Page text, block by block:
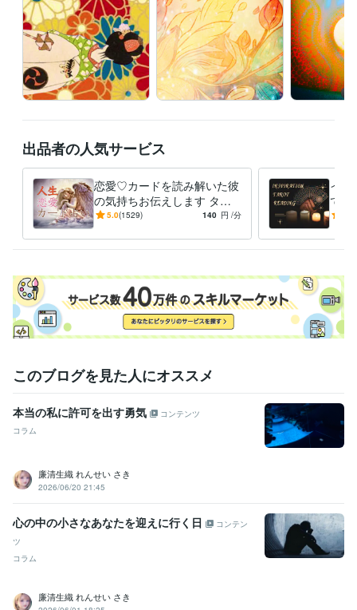
出品者の人気サービス
恋愛♡カードを読み解いた彼
の気持ちお伝えします タロ
ットカードを使用して、今の
5.0(1529) 140 円 /分
イン
で明
キド
このブログを見た人にオススメ
本当の私に許可を出す勇気
コンテンツ
コラム
廉清生織 れんせい さき
2026/06/20 21:45
心の中の小さなあなたを迎えに行く日
コンテン
ツ
コラム
廉清生織 れんせい さき